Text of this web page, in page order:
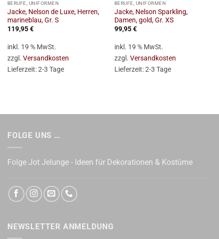
BERUFE, UNIFORMEN
Jacke, Nelson de Luxe, Herren,
marineblau, Gr. S
119,95€
inkl. 19 % MwSt.
zzgl. Versandkosten
Lieferzeit:2-3 Tage
BERUFE, UNIFORMEN
Jacke, Nelson Sparkling,
Damen, gold, Gr. XS
99,95€
inkl. 19 % MwSt.
zzgl. Versandkosten
Lieferzeit:2-3 Tage
FOLGE UNS …
Folge Jot Jelunge - Ideen für Dekorationen & Kostüme
NEWSLETTER ANMELDUNG